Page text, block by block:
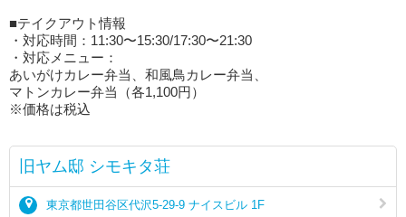
■テイクアウト情報
・対応時間：11:30〜15:30/17:30〜21:30
・対応メニュー：
あいがけカレー弁当、和風鳥カレー弁当、
マトンカレー弁当（各1,100円）
※価格は税込
旧ヤム邸 シモキタ荘
東京都世田谷区代沢5-29-9 ナイスビル 1F